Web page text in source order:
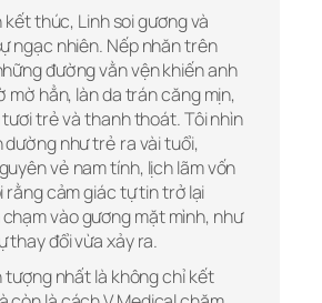
kết thúc, Linh soi gương và
ngạc nhiên. Nếp nhăn trên
đường vằn vện khiến anh
mờ hẳn, làn da trán căng mịn,
trẻ và thanh thoát. Tôi nhìn
dường như trẻ ra vài tuổi,
vẻ nam tính, lịch lãm vốn
rằng cảm giác tự tin trở lại
vào gương mặt mình, như
thay đổi vừa xảy ra.
tượng nhất là không chỉ kết